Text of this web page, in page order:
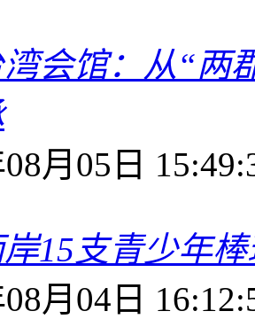
会馆：从“两
月05日
15支青少年
月04日